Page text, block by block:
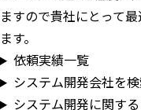
ますので貴社にとって
ます。
依頼実績一覧
システム開発会社を
システム開発に関す